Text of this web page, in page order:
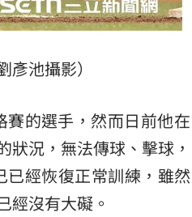
池攝影）
的選手，然而日前他在
況，無法傳球、擊球，
經恢復正常訓練，雖然
經沒有大礙。